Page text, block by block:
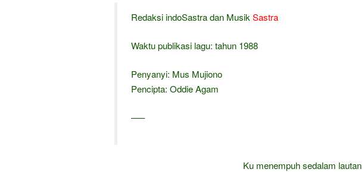
Redaksi indoSastra dan Musik Sastra
Waktu publikasi lagu: tahun 1988
Penyanyi: Mus Mujiono
Pencipta: Oddie Agam
—–
Ku menempuh sedalam lautan